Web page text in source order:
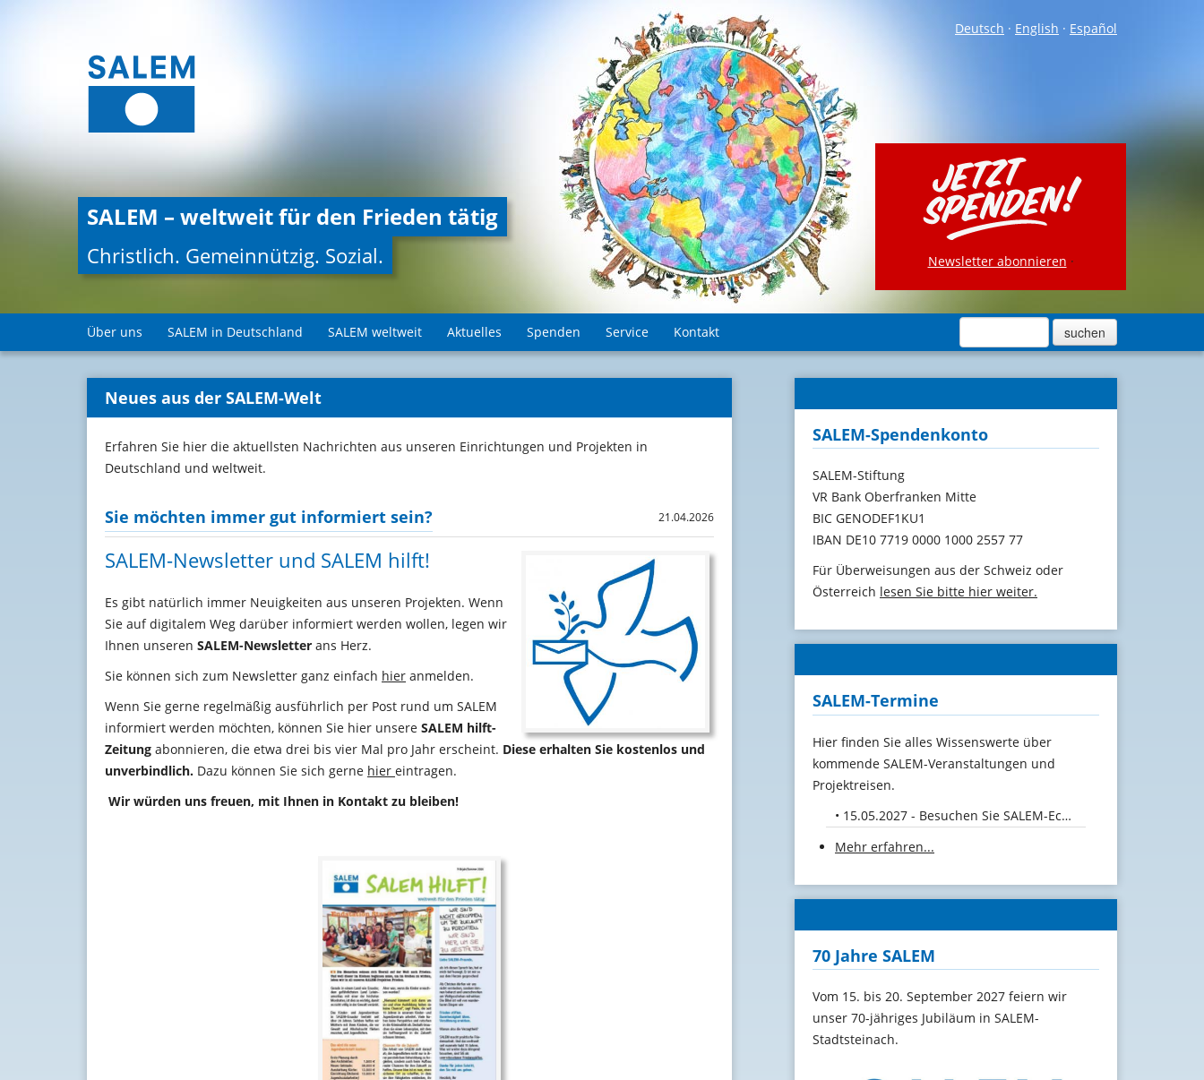
SALEM – weltweit für den Frieden tätig
Christlich. Gemeinnützig. Sozial.
Deutsch · English · Español
Newsletter abonnieren ·
Über uns SALEM in Deutschland SALEM weltweit Aktuelles Spenden Service Kontakt
Neues aus der SALEM-Welt
Erfahren Sie hier die aktuellsten Nachrichten aus unseren Einrichtungen und Projekten in
Deutschland und weltweit.
Sie möchten immer gut informiert sein? 21.04.2026
SALEM-Newsletter und SALEM hilft!
Es gibt natürlich immer Neuigkeiten aus unseren Projekten. Wenn
Sie auf digitalem Weg darüber informiert werden wollen, legen wir
Ihnen unseren SALEM-Newsletter ans Herz.
Sie können sich zum Newsletter ganz einfach hier anmelden.
Wenn Sie gerne regelmäßig ausführlich per Post rund um SALEM
informiert werden möchten, können Sie hier unsere SALEM hilft-
Zeitung abonnieren, die etwa drei bis vier Mal pro Jahr erscheint. Diese erhalten Sie kostenlos und
unverbindlich. Dazu können Sie sich gerne hier eintragen.
Wir würden uns freuen, mit Ihnen in Kontakt zu bleiben!
SALEM-Spendenkonto
SALEM-Stiftung
VR Bank Oberfranken Mitte
BIC GENODEF1KU1
IBAN DE10 7719 0000 1000 2557 77
Für Überweisungen aus der Schweiz oder
Österreich lesen Sie bitte hier weiter.
SALEM-Termine
Hier finden Sie alles Wissenswerte über
kommende SALEM-Veranstaltungen und
Projektreisen.
15.05.2027 - Besuchen Sie SALEM-Ecuador!
Mehr erfahren...
70 Jahre SALEM
Vom 15. bis 20. September 2027 feiern wir
unser 70-jähriges Jubiläum in SALEM-
Stadtsteinach.